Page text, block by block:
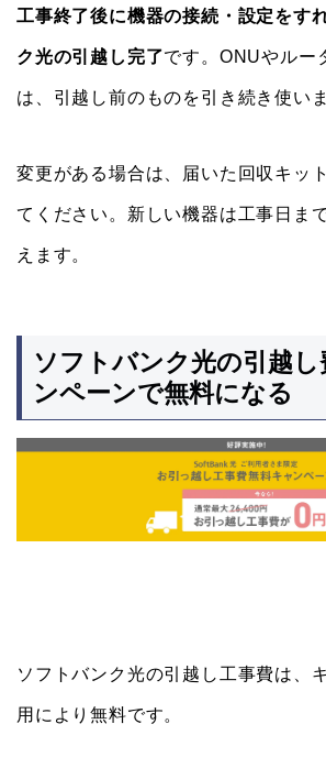
工事終了後に機器の接続・設定をす
ク光の引越し完了です。ONUやルー
は、引越し前のものを引き続き使いま
変更がある場合は、届いた回収キッ
てください。新しい機器は工事日ま
えます。
ソフトバンク光の引越し
ンペーンで無料になる
ソフトバンク光の引越し工事費は、
用により無料です。